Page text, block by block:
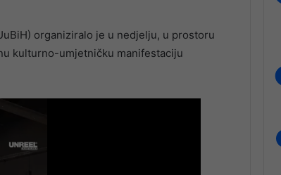
organiziralo je u nedjelju, u prostoru
kulturno-umjetničku manifestaciju